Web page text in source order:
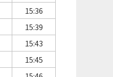
15:36
15:39
15:43
15:45